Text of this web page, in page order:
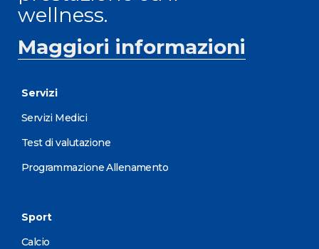
wellness.
Maggiori informazioni
Servizi
Servizi Medici
Test di valutazione
Programmazione Allenamento
Sport
Calcio